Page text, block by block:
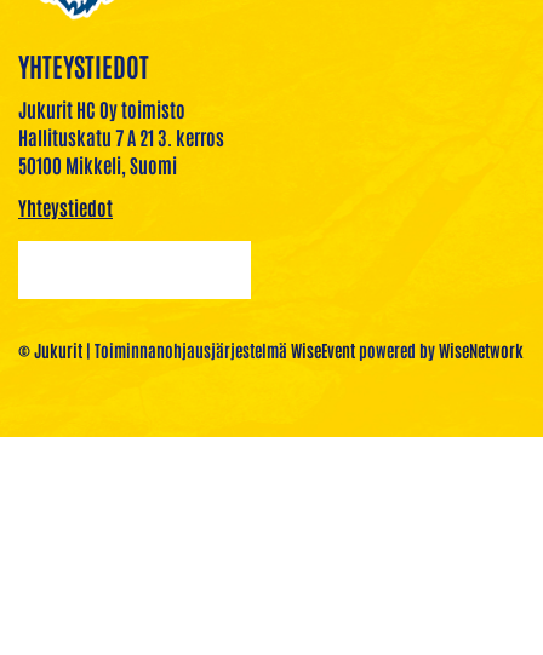
YHTEYSTIEDOT
Jukurit HC Oy toimisto
Hallituskatu 7 A 21 3. kerros
50100 Mikkeli, Suomi
Yhteystiedot
© Jukurit | Toiminnanohjausjärjestelmä WiseEventpowered byWiseNetwork